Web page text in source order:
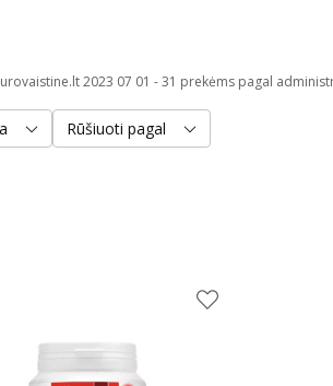
2023 07 01 - 31 prekėms pagal
Rūšiuoti pagal